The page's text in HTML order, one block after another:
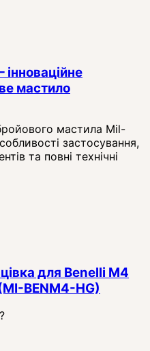
мастило
мастила Mil-
застосування,
та повні технічні
для Benelli M4
BENM4-HG)